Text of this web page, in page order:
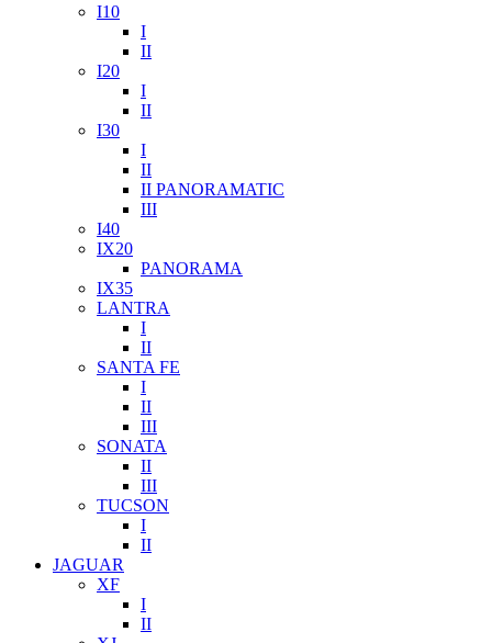
I10
I
II
I20
I
II
I30
I
II
II PANORAMATIC
III
I40
IX20
PANORAMA
IX35
LANTRA
I
II
SANTA FE
I
II
III
SONATA
II
III
TUCSON
I
II
JAGUAR
XF
I
II